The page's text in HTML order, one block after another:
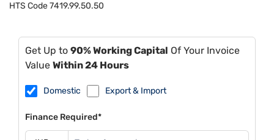
HTS Code7419.99.50.50
Get Up to 90% Working Capital Of Your Invoice
Value Within 24 Hours
Domestic Export & Import
Finance Required*